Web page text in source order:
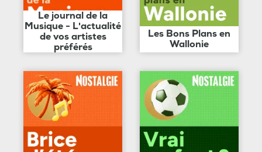
Le journal de la
Musique - L'actualité
de vos artistes
préférés
Les Bons Plans en
Wallonie